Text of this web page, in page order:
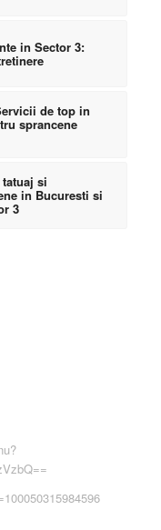
in Sector 3:
de top in
sprancene
si
in Bucuresti si
3